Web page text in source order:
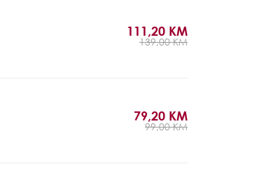
111,20 KM
139,00 KM
79,20 KM
99,00 KM